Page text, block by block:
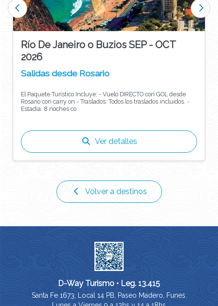
Río De Janeiro o Buzios SEP - OCT
2026
Salidas desde Rosario
El Paquete Turístico Incluye: - Vuelo DIRECTO con GOL desde
Rosario con carry on - Traslados: Todos los traslados incluidos. -
Estadía: 8 noches co
Ver detalles
Volver a destinos
D-Way Turismo • Leg. 13.415
Santa Fe 1673, Local 14 PB, Paseo Madero, Funes.